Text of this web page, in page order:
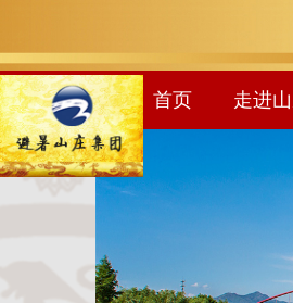
首页 走进